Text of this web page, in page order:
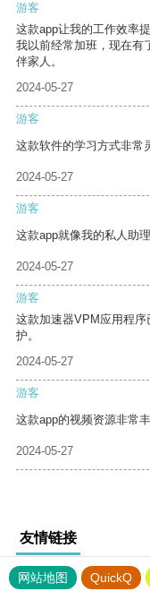
游客
这款app让我的工作效率
我以前经常加班，现在有
伴家人。
2024-05-27
游客
这款软件的学习方式非常
2024-05-27
游客
这款app就像我的私人助
2024-05-27
游客
这款加速器VPM应用程
护。
2024-05-27
游客
这款app的视频资源非常
2024-05-27
友情链接
网站地图 QuickQ